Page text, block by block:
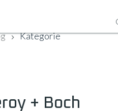
Kategorie
+ Boch